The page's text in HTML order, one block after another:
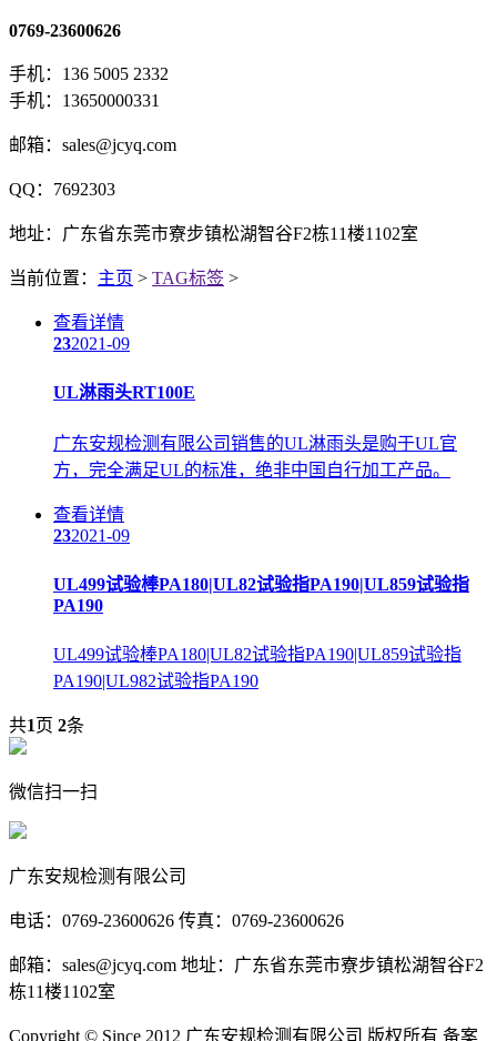
0769-23600626
手机：136 5005 2332
手机：13650000331
邮箱：sales@jcyq.com
QQ：7692303
地址：广东省东莞市寮步镇松湖智谷F2栋11楼1102室
当前位置： 主页 > TAG标签 >
查看详情
232021-09
UL淋雨头RT100E
广东安规检测有限公司销售的UL淋雨头是购于UL官
方，完全满足UL的标准，绝非中国自行加工产品。
查看详情
232021-09
UL499试验棒PA180|UL82试验指PA190|UL859试验指
PA190
UL499试验棒PA180|UL82试验指PA190|UL859试验指
PA190|UL982试验指PA190
共1页 2条
微信扫一扫
广东安规检测有限公司
电话：0769-23600626 传真：0769-23600626
邮箱：sales@jcyq.com 地址：广东省东莞市寮步镇松湖智谷F2
栋11楼1102室
Copyright © Since 2012 广东安规检测有限公司 版权所有 备案